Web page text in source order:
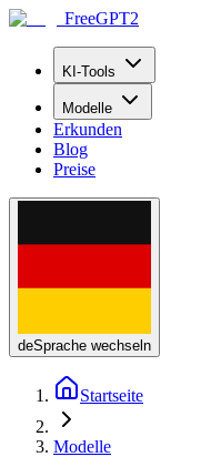
FreeGPT2
KI-Tools
Modelle
Erkunden
Blog
Preise
deSprache wechseln
Startseite
Modelle